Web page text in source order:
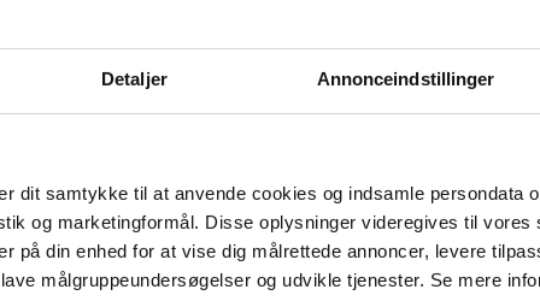
Detaljer Annonceindstillinger
dit samtykke til at anvende cookies og indsamle persondata
og marketingformål. Disse oplysninger videregives til vores
på din enhed for at vise dig målrettede annoncer, levere
målgruppeundersøgelser og udvikle tjenester. Se mere
Levering & retur Om brandet
der er skabt til at være det perfekte